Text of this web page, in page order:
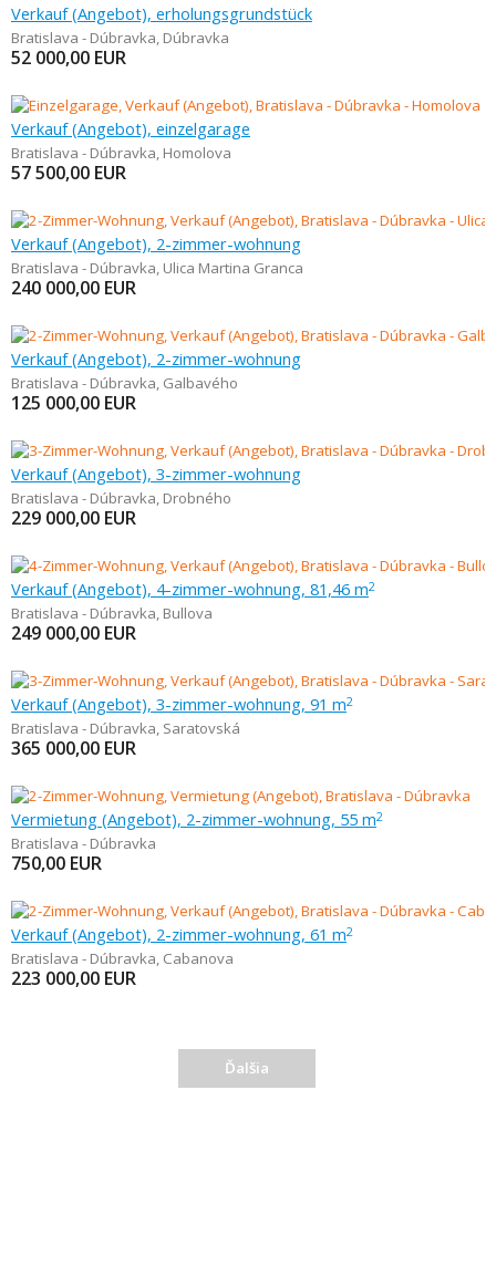
Verkauf (Angebot), erholungsgrundstück
Bratislava - Dúbravka, Dúbravka
52 000,00 EUR
Verkauf (Angebot), einzelgarage
Bratislava - Dúbravka, Homolova
57 500,00 EUR
Verkauf (Angebot), 2-zimmer-wohnung
Bratislava - Dúbravka, Ulica Martina Granca
240 000,00 EUR
Verkauf (Angebot), 2-zimmer-wohnung
Bratislava - Dúbravka, Galbavého
125 000,00 EUR
Verkauf (Angebot), 3-zimmer-wohnung
Bratislava - Dúbravka, Drobného
229 000,00 EUR
Verkauf (Angebot), 4-zimmer-wohnung, 81,46 m2
Bratislava - Dúbravka, Bullova
249 000,00 EUR
Verkauf (Angebot), 3-zimmer-wohnung, 91 m2
Bratislava - Dúbravka, Saratovská
365 000,00 EUR
Vermietung (Angebot), 2-zimmer-wohnung, 55 m2
Bratislava - Dúbravka
750,00 EUR
Verkauf (Angebot), 2-zimmer-wohnung, 61 m2
Bratislava - Dúbravka, Cabanova
223 000,00 EUR
Ďalšia